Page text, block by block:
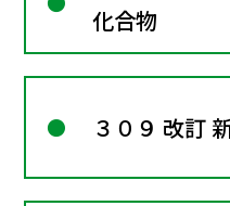
化合物
３０９ 改訂